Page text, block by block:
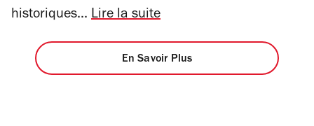
historiques... Lire la suite
En Savoir Plus